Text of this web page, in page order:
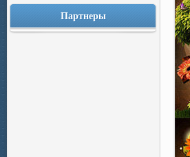
Партнеры